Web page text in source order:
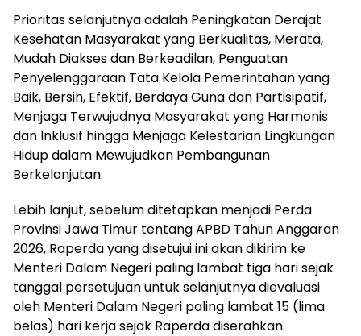
Prioritas selanjutnya adalah Peningkatan Derajat
Kesehatan Masyarakat yang Berkualitas, Merata,
Mudah Diakses dan Berkeadilan, Penguatan
Penyelenggaraan Tata Kelola Pemerintahan yang
Baik, Bersih, Efektif, Berdaya Guna dan Partisipatif,
Menjaga Terwujudnya Masyarakat yang Harmonis
dan Inklusif hingga Menjaga Kelestarian Lingkungan
Hidup dalam Mewujudkan Pembangunan
Berkelanjutan.
Lebih lanjut, sebelum ditetapkan menjadi Perda
Provinsi Jawa Timur tentang APBD Tahun Anggaran
2026, Raperda yang disetujui ini akan dikirim ke
Menteri Dalam Negeri paling lambat tiga hari sejak
tanggal persetujuan untuk selanjutnya dievaluasi
oleh Menteri Dalam Negeri paling lambat 15 (lima
belas) hari kerja sejak Raperda diserahkan.